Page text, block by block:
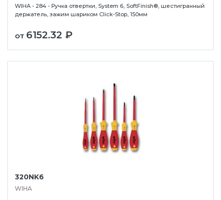
WIHA - 284 - Ручка отвертки, System 6, SoftFinish®, шестигранный
держатель, зажим шариком Click-Stop, 150мм
от 6152.32 ₽
320NK6
WIHA